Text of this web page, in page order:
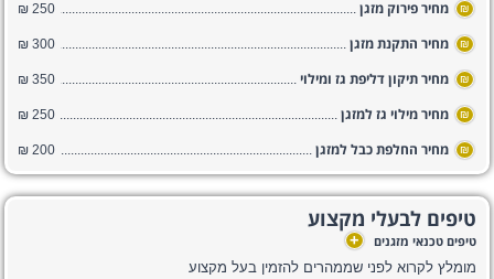
₪ מחיר פירוק מזגן 250 ₪
₪ מחיר התקנת מזגן 300 ₪
₪ מחיר תיקון דליפת גז ומילוי 350 ₪
₪ מחיר מילוי גז למזגן 250 ₪
₪ מחיר החלפת כבל למזגן 200 ₪
טיפים לבעלי מקצוע
טיפים טכנאי מזגנים +
מומלץ לקרוא לפני שממהרים להזמין בעל מקצוע